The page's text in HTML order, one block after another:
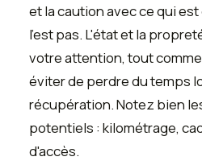
et la caution avec ce qui
l'est pas. L'état et la
votre attention, tout
éviter de perdre du temps
récupération. Notez bien
potentiels : kilométrage,
d'accès.